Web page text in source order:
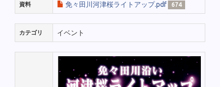
資料 免々田川河津桜ライトアップ.pdf 674
カテゴリ イベント